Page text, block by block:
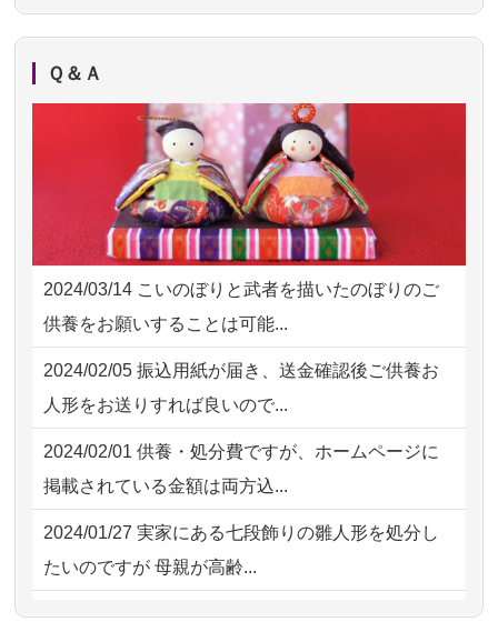
2026/07/31 17:28 栃木県の方からお申込み
2026/07/31 12:32
2026/07/31 10:29 京都市の方からお申込み
2026/07/31 08:41 埼玉県の方からお申込み
2026/07/30 22:27 墨田区の方からお申込み
2026/07/30 17:02 神奈川の方からお申込み
2026/07/30 15:59 神奈川の方からお申込み
2026/07/30 08:46 東京都の方からお申込み
いただき安心感がある
供養の内容（料金や送り方等）がとて
も丁寧に説...
2026/07/18つい先日も利用させていただきまし
た。 手続...
2026/07/18 大切にしていたお人形をきちんと供養
してくださ...
2026/07/15 子供の頃から可愛がってきた七段飾り
の雛人形で...
2026/07/15 お客様の声を読み、丁寧に供養してい
ただけそう...
2026/07/13 遠方からでもご依頼出来る点と申込ま
での方法が...
Ｑ＆Ａ
2024/03/14 こいのぼりと武者を描いたのぼりのご
供養をお願いすることは可能...
2024/02/05 振込用紙が届き、送金確認後ご供養お
人形をお送りすれば良いので...
2024/02/01 供養・処分費ですが、ホームページに
掲載されている金額は両方込...
2024/01/27 実家にある七段飾りの雛人形を処分し
たいのですが 母親が高齢...
2024/01/13剥製の供養・処分をお願いできます